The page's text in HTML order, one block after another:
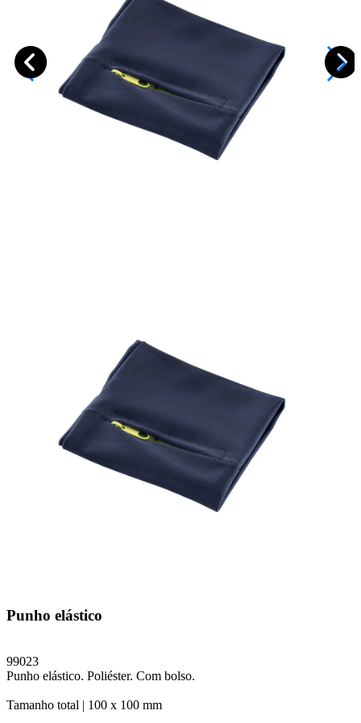
Punho elástico
99023
Punho elástico. Poliéster. Com bolso.
Tamanho total | 100 x 100 mm